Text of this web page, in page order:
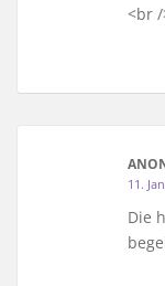
<br /
11.
Die